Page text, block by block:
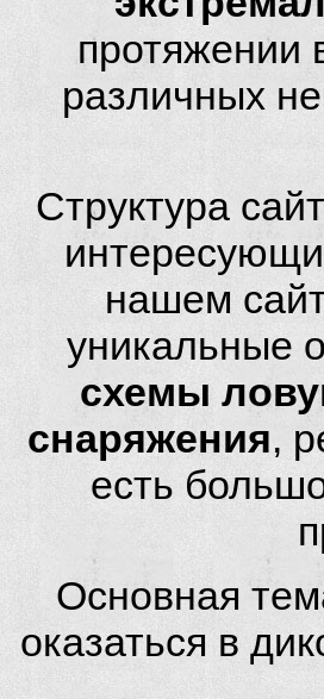
протяжении
различных
Структура
нашем
уникальные
схемы
снаряжения,
есть
Основная
оказаться в